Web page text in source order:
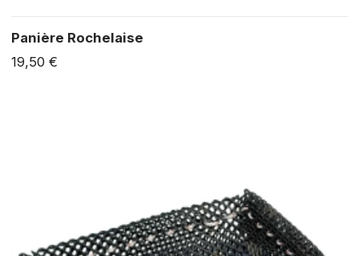
Panière Rochelaise
19,50 €